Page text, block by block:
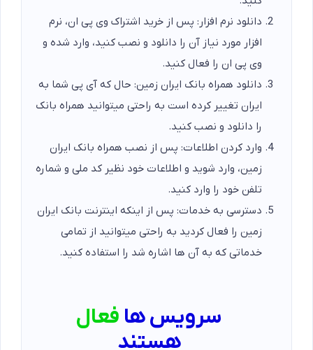
دانلود نرم افزار: پس از خرید اشتراک وی پی ان، نرم
افزار مورد نیاز آن را دانلود و نصب کنید، وارد شده و
وی پی ان را فعال کنید.
دانلود همراه بانک ایران زمین: حال که آی پی شما به
ایران تغییر کرده است به راحتی میتوانید همراه بانک
را دانلود و نصب کنید.
وارد کردن اطلاعات: پس از نصب همراه بانک ایران
زمین، وارد شوید و اطلاعات خود نظیر کد ملی و شماره
تلفن خود را وارد کنید.
دسترسی به خدمات: پس از اینکه اینترنت بانک ایران
زمین را فعال کردید به راحتی میتوانید از تمامی
خدماتی که به آن ها اشاره شد را استفاده کنید.
سرویس ها فعال
هستند